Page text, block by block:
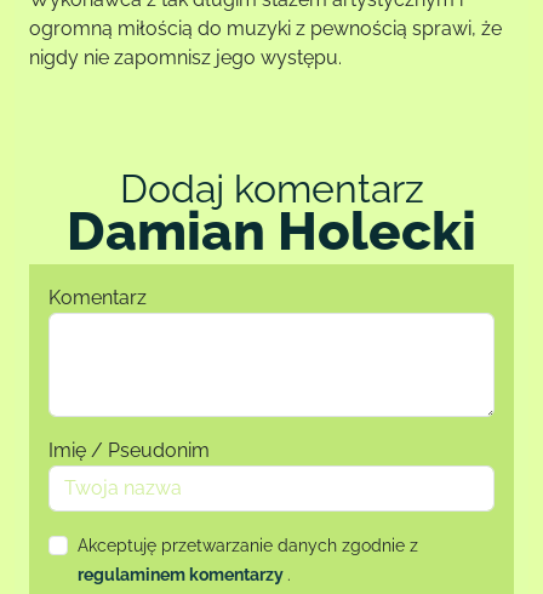
ogromną miłością do muzyki z pewnością sprawi, że
nigdy nie zapomnisz jego występu.
Dodaj komentarz
Damian Holecki
Komentarz
Imię / Pseudonim
Akceptuję przetwarzanie danych zgodnie z
regulaminem komentarzy .